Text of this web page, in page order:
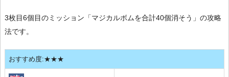
3枚目6個目のミッション「マジカルボムを合計40個消そう」の攻略
法です。
おすすめ度:★★★